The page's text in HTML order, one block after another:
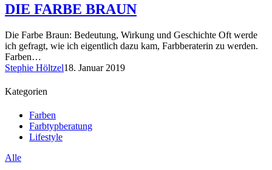
DIE FARBE BRAUN
Die Farbe Braun: Bedeutung, Wirkung und Geschichte Oft werde
ich gefragt, wie ich eigentlich dazu kam, Farbberaterin zu werden.
Farben…
Stephie Höltzel18. Januar 2019
Kategorien
Farben
Farbtypberatung
Lifestyle
Alle